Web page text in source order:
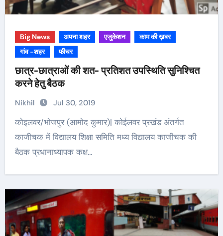
Big News अपना शहर एजुकेशन
काम की ख़बर
गांव -शहर
फीचर
छात्र-छात्राओं की शत- प्रतिशत उपस्थिति सुनिश्चित
करने हेतु बैठक
Nikhil Jul 30, 2019
कोइलवर/भोजपुर (आमोद कुमार)| कोईलवर प्रखंड अंतर्गत
काजीचक में विद्यालय शिक्षा समिति मध्य विद्यालय काजीचक की
बैठक प्रधानाध्यापक कक्ष…